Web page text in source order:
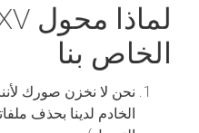
الخاص بنا
نحن لا نخزن صورك
الخادم لدينا بحذف